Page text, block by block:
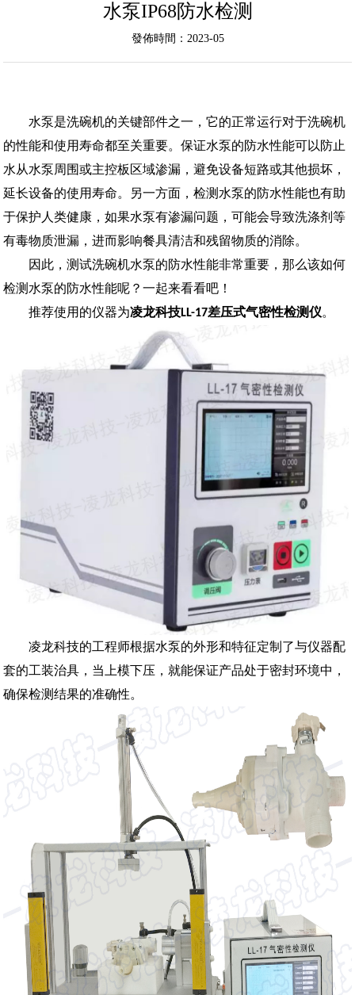
水泵IP68防水检测
發佈時間：2023-05
水泵是洗碗机的关键部件之一，它的正常运行对于洗碗机
的性能和使用寿命都至关重要。保证水泵的防水性能可以防止
水从水泵周围或主控板区域渗漏，避免设备短路或其他损坏，
延长设备的使用寿命。 另一方面，检测水泵的防水性能也有助
于保护人类健康 ，如果水泵有渗漏问题，可能会导致洗涤剂等
有毒物质泄漏，进而影响餐具清洁和残留物质的消除。
因此，测试洗碗机水泵的防水性能非常重要 ，那么该如何
检测水泵的防水性能呢？一起来看看吧！
推荐使用的仪器为凌龙科技LL-17差压式气密性检测仪。
凌龙科技的工程师根据水泵的外形和特征定制了与仪器配
套的工装治具，当上模下压，就能保证产品处于密封环境中，
确保检测结果的准确性。